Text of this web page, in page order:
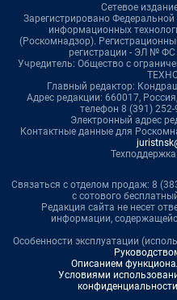
Сетевое
Зарегистрировано
информационных
(Роскомнадзор).
регистрации - ЭЛ № ФС
Учредитель: Общество с
Главный редактор:
Адрес редакции: 660017,
телефон 8 (391)
Электронный адрес
Контактные данные для
Техподдержка:
Связаться с отделом продаж: 8
с сотового
Редакция сайта не несет
информации,
Особенности эксплуатации
Описанием
Условиями